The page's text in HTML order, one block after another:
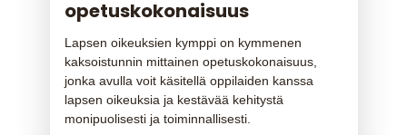
opetuskokonaisuus
Lapsen oikeuksien kymppi on kymmenen
kaksoistunnin mittainen opetuskokonaisuus,
jonka avulla voit käsitellä oppilaiden kanssa
lapsen oikeuksia ja kestävää kehitystä
monipuolisesti ja toiminnallisesti.